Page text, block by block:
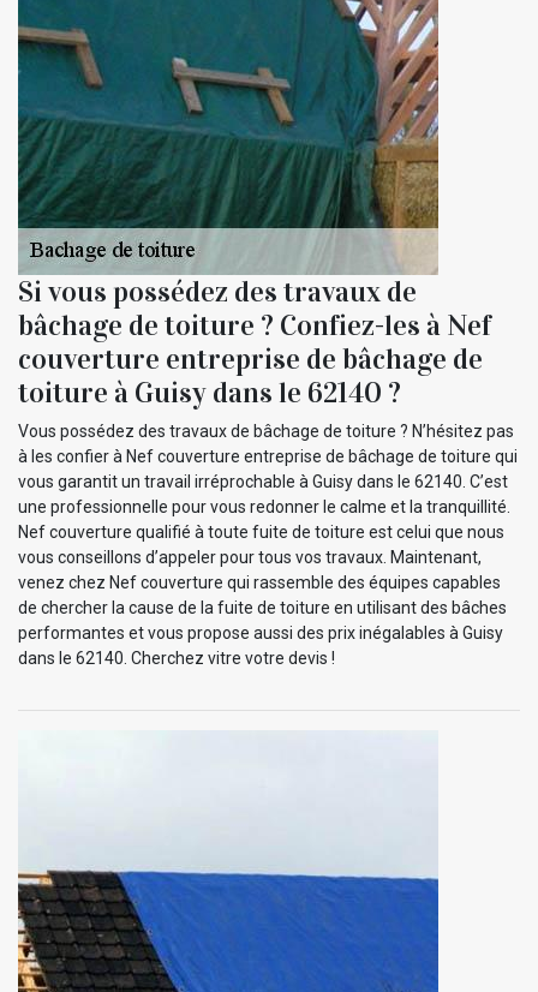
Si vous possédez des travaux de
bâchage de toiture ? Confiez-les à Nef
couverture entreprise de bâchage de
toiture à Guisy dans le 62140 ?
Vous possédez des travaux de bâchage de toiture ? N’hésitez pas
à les confier à Nef couverture entreprise de bâchage de toiture qui
vous garantit un travail irréprochable à Guisy dans le 62140. C’est
une professionnelle pour vous redonner le calme et la tranquillité.
Nef couverture qualifié à toute fuite de toiture est celui que nous
vous conseillons d’appeler pour tous vos travaux. Maintenant,
venez chez Nef couverture qui rassemble des équipes capables
de chercher la cause de la fuite de toiture en utilisant des bâches
performantes et vous propose aussi des prix inégalables à Guisy
dans le 62140. Cherchez vitre votre devis !